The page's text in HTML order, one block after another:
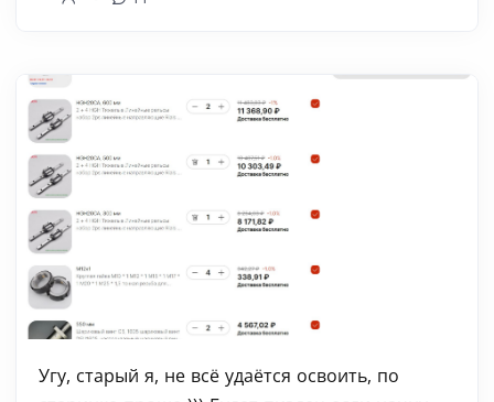
Угу, старый я, не всё удаётся освоить, по